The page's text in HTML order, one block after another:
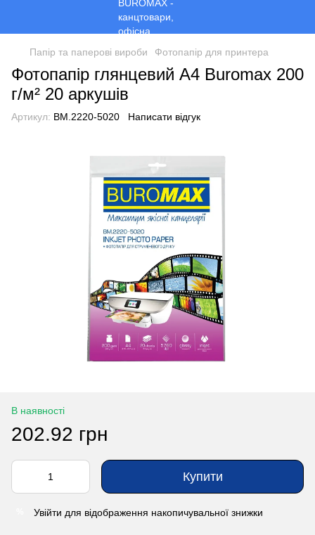
Папір та паперові вироби Фотопапір для принтера
Фотопапір глянцевий А4 Buromax 200
г/м² 20 аркушів
Артикул: BM.2220-5020 Написати відгук
В наявності
202.92 грн
Купити
Увійти для відображення накопичувальної знижки